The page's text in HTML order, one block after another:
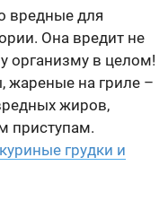
вредные для
Она вредит не
организму в целом!
жареные на гриле –
жиров,
приступам.
грудки и